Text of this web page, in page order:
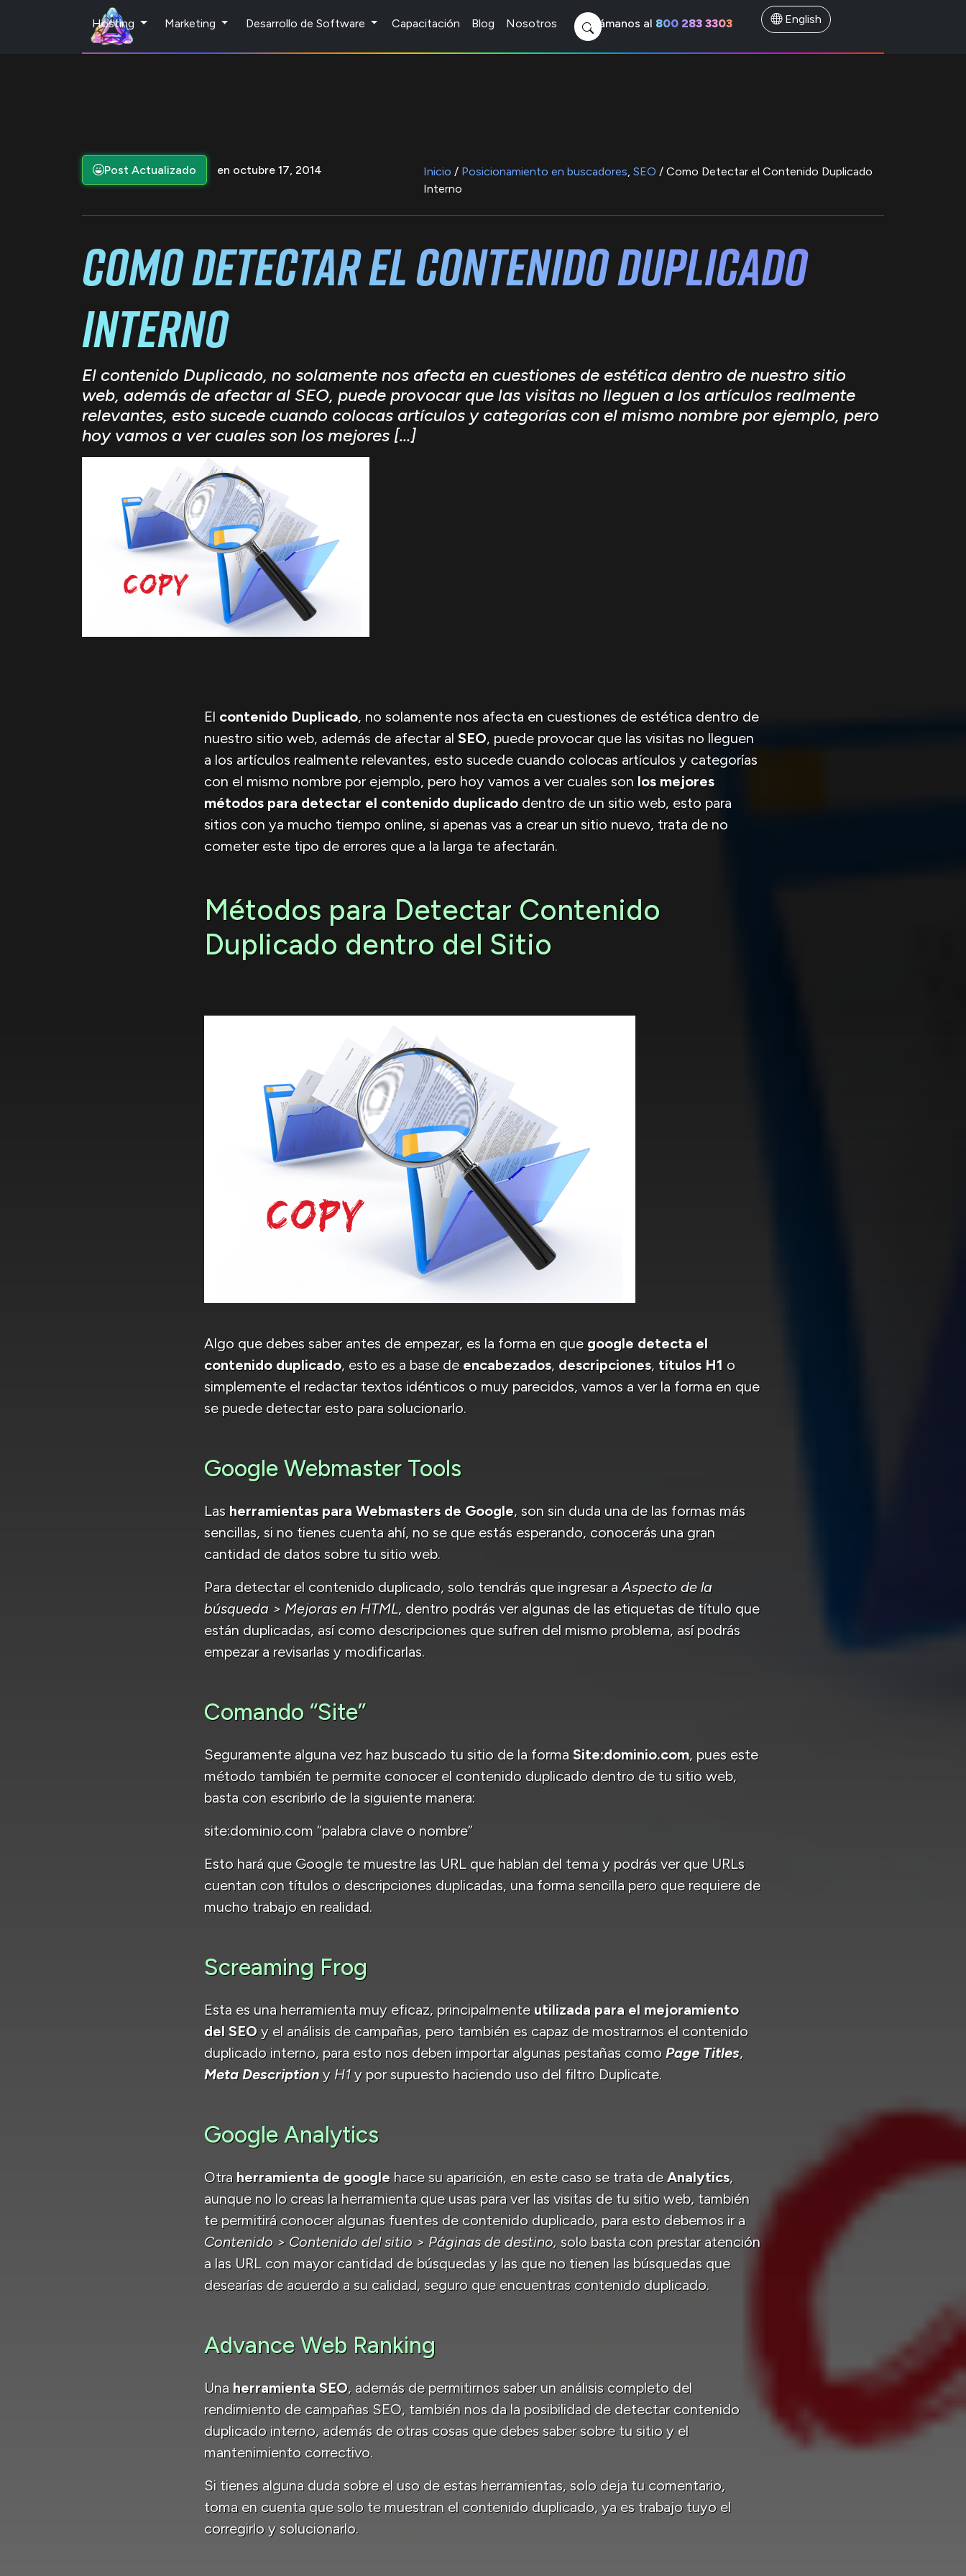
Hosting Marketing Desarrollo de Software Capacitación Blog Nosotros Llámanos al 800 283 3303 English
Post Actualizado en octubre 17, 2014 Inicio / Posicionamiento en buscadores, SEO / Como Detectar el Contenido Duplicado
Interno
Como Detectar el Contenido Duplicado
Interno
El contenido Duplicado, no solamente nos afecta en cuestiones de estética dentro de nuestro sitio
web, además de afectar al SEO, puede provocar que las visitas no lleguen a los artículos realmente
relevantes, esto sucede cuando colocas artículos y categorías con el mismo nombre por ejemplo, pero
hoy vamos a ver cuales son los mejores […]
El contenido Duplicado, no solamente nos afecta en cuestiones de estética dentro de
nuestro sitio web, además de afectar al SEO, puede provocar que las visitas no lleguen
a los artículos realmente relevantes, esto sucede cuando colocas artículos y categorías
con el mismo nombre por ejemplo, pero hoy vamos a ver cuales son los mejores
métodos para detectar el contenido duplicado dentro de un sitio web, esto para
sitios con ya mucho tiempo online, si apenas vas a crear un sitio nuevo, trata de no
cometer este tipo de errores que a la larga te afectarán.
Métodos para Detectar Contenido
Duplicado dentro del Sitio
Algo que debes saber antes de empezar, es la forma en que google detecta el
contenido duplicado, esto es a base de encabezados, descripciones, títulos H1 o
simplemente el redactar textos idénticos o muy parecidos, vamos a ver la forma en que
se puede detectar esto para solucionarlo.
Google Webmaster Tools
Las herramientas para Webmasters de Google, son sin duda una de las formas más
sencillas, si no tienes cuenta ahí, no se que estás esperando, conocerás una gran
cantidad de datos sobre tu sitio web.
Para detectar el contenido duplicado, solo tendrás que ingresar aAspecto de la
búsqueda > Mejoras en HTML, dentro podrás ver algunas de las etiquetas de título que
están duplicadas, así como descripciones que sufren del mismo problema, así podrás
empezar a revisarlas y modificarlas.
Comando “Site”
Seguramente alguna vez haz buscado tu sitio de la forma Site:dominio.com, pues este
método también te permite conocer el contenido duplicado dentro de tu sitio web,
basta con escribirlo de la siguiente manera:
site:dominio.com “palabra clave o nombre”
Esto hará que Google te muestre las URL que hablan del tema y podrás ver que URLs
cuentan con títulos o descripciones duplicadas, una forma sencilla pero que requiere de
mucho trabajo en realidad.
Screaming Frog
Esta es una herramienta muy eficaz, principalmente utilizada para el mejoramiento
del SEO y el análisis de campañas, pero también es capaz de mostrarnos el contenido
duplicado interno, para esto nos deben importar algunas pestañas como Page Titles,
Meta Descriptiony H1y por supuesto haciendo uso del filtro Duplicate.
Google Analytics
Otra herramienta de google hace su aparición, en este caso se trata deAnalytics,
aunque no lo creas la herramienta que usas para ver las visitas de tu sitio web, también
te permitirá conocer algunas fuentes de contenido duplicado, para esto debemos ir a
Contenido > Contenido del sitio > Páginas de destino, solo basta con prestar atención
a las URL con mayor cantidad de búsquedas y las que no tienen las búsquedas que
desearías de acuerdo a su calidad, seguro que encuentras contenido duplicado.
Advance Web Ranking
Una herramienta SEO, además de permitirnos saber un análisis completo del
rendimiento de campañas SEO, también nos da la posibilidad de detectar contenido
duplicado interno, además de otras cosas que debes saber sobre tu sitio y el
mantenimiento correctivo.
Si tienes alguna duda sobre el uso de estas herramientas, solo deja tu comentario,
toma en cuenta que solo te muestran el contenido duplicado, ya es trabajo tuyo el
corregirlo y solucionarlo.